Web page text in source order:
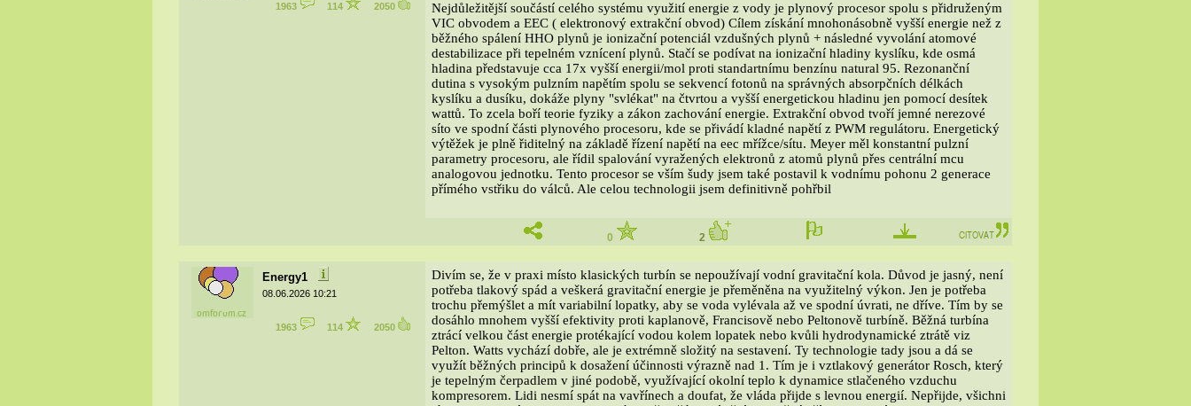
1963 114 2050
Nejdůležitější součástí celého systému využití energie z vody je plynový procesor spolu s přidruženým
VIC obvodem a EEC ( elektronový extrakční obvod) Cílem získání mnohonásobně vyšší energie než z
běžného spálení HHO plynů je ionizační potenciál vzdušných plynů + následné vyvolání atomové
destabilizace při tepelném vznícení plynů. Stačí se podívat na ionizační hladiny kyslíku, kde osmá
hladina představuje cca 17x vyšší energii/mol proti standartnímu benzínu natural 95. Rezonanční
dutina s vysokým pulzním napětím spolu se sekvencí fotonů na správných absorpčních délkách
kyslíku a dusíku, dokáže plyny "svlékat" na čtvrtou a vyšší energetickou hladinu jen pomocí desítek
wattů. To zcela boří teorie fyziky a zákon zachování energie. Extrakční obvod tvoří jemné nerezové
síto ve spodní části plynového procesoru, kde se přivádí kladné napětí z PWM regulátoru. Energetický
výtěžek je plně řiditelný na základě řízení napětí na eec mřížce/sítu. Meyer měl konstantní pulzní
parametry procesoru, ale řídil spalování vyražených elektronů z atomů plynů přes centrální mcu
analogovou jednotku. Tento procesor se vším šudy jsem také postavil k vodnímu pohonu 2 generace
přímého vstřiku do válců. Ale celou technologii jsem definitivně pohřbil
0 2
Energy1
08.06.2026 10:21
1963 114 2050
Divím se, že v praxi místo klasických turbín se nepoužívají vodní gravitační kola. Důvod je jasný, není
potřeba tlakový spád a veškerá gravitační energie je přeměněna na využitelný výkon. Jen je potřeba
trochu přemýšlet a mít variabilní lopatky, aby se voda vylévala až ve spodní úvrati, ne dříve. Tím by se
dosáhlo mnohem vyšší efektivity proti kaplanově, Francisově nebo Peltonově turbíně. Běžná turbína
ztrácí velkou část energie protékající vodou kolem lopatek nebo kvůli hydrodynamické ztrátě viz
Pelton. Watts vychází dobře, ale je extrémně složitý na sestavení. Ty technologie tady jsou a dá se
využít běžných principů k dosažení účinnosti výrazně nad 1. Tím je i vztlakový generátor Rosch, který
je tepelným čerpadlem v jiné podobě, využívající okolní teplo k dynamice stlačeného vzduchu
kompresorem. Lidi nesmí spát na vavřínech a doufat, že vláda přijde s levnou energií. Nepřijde, všichni